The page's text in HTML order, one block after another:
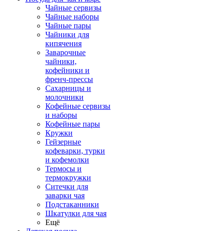
Чайные сервизы
Чайные наборы
Чайные пары
Чайники для
кипячения
Заварочные
чайники,
кофейники и
френч-прессы
Сахарницы и
молочники
Кофейные сервизы
и наборы
Кофейные пары
Кружки
Гейзерные
кофеварки, турки
и кофемолки
Термосы и
термокружки
Ситечки для
заварки чая
Подстаканники
Шкатулки для чая
Ещё